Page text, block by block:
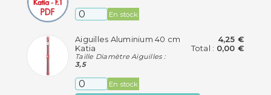
En stock
Aiguilles Aluminium 40 cm
Katia
Taille Diamètre Aiguilles :
3,5
En stock
4,25 €
Total : 0,00 €